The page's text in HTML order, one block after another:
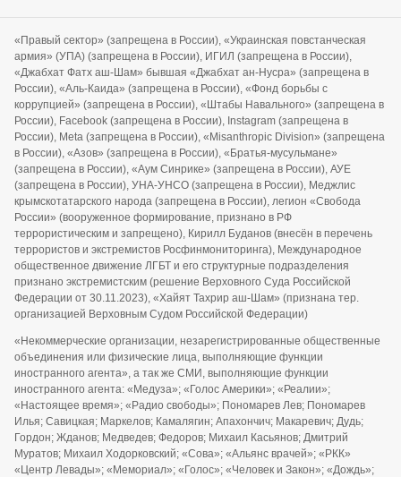
«Правый сектор» (запрещена в России), «Украинская повстанческая
армия» (УПА) (запрещена в России), ИГИЛ (запрещена в России),
«Джабхат Фатх аш-Шам» бывшая «Джабхат ан-Нусра» (запрещена в
России), «Аль-Каида» (запрещена в России), «Фонд борьбы с
коррупцией» (запрещена в России), «Штабы Навального» (запрещена в
России), Facebook (запрещена в России), Instagram (запрещена в
России), Meta (запрещена в России), «Misanthropic Division» (запрещена
в России), «Азов» (запрещена в России), «Братья-мусульмане»
(запрещена в России), «Аум Синрике» (запрещена в России), АУЕ
(запрещена в России), УНА-УНСО (запрещена в России), Меджлис
крымскотатарского народа (запрещена в России), легион «Свобода
России» (вооруженное формирование, признано в РФ
террористическим и запрещено), Кирилл Буданов (внесён в перечень
террористов и экстремистов Росфинмониторинга), Международное
общественное движение ЛГБТ и его структурные подразделения
признано экстремистским (решение Верховного Суда Российской
Федерации от 30.11.2023), «Хайят Тахрир аш-Шам» (признана тер.
организацией Верховным Судом Российской Федерации)
«Некоммерческие организации, незарегистрированные общественные
объединения или физические лица, выполняющие функции
иностранного агента», а так же СМИ, выполняющие функции
иностранного агента: «Медуза»; «Голос Америки»; «Реалии»;
«Настоящее время»; «Радио свободы»; Пономарев Лев; Пономарев
Илья; Савицкая; Маркелов; Камалягин; Апахончич; Макаревич; Дудь;
Гордон; Жданов; Медведев; Федоров; Михаил Касьянов; Дмитрий
Муратов; Михаил Ходорковский; «Сова»; «Альянс врачей»; «РКК»
«Центр Левады»; «Мемориал»; «Голос»; «Человек и Закон»; «Дождь»;